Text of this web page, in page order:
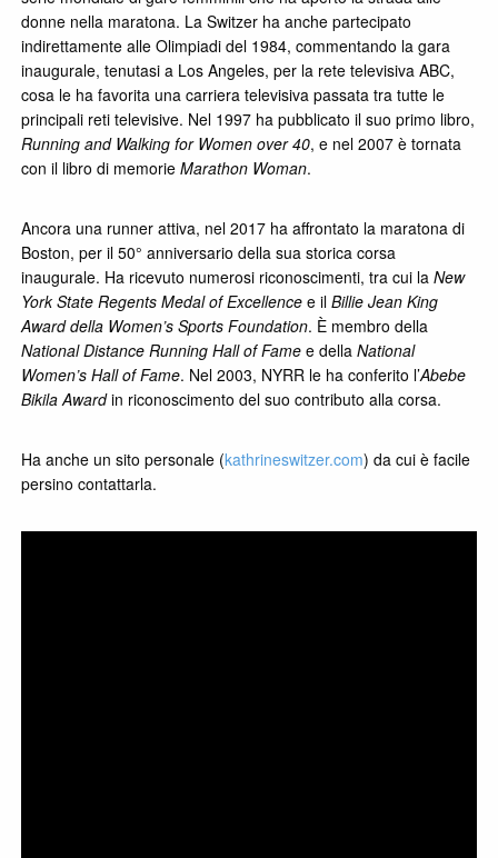
donne nella maratona. La Switzer ha anche partecipato
indirettamente alle Olimpiadi del 1984, commentando la gara
inaugurale, tenutasi a Los Angeles, per la rete televisiva ABC,
cosa le ha favorita una carriera televisiva passata tra tutte le
principali reti televisive. Nel 1997 ha pubblicato il suo primo libro,
Running and Walking for Women over 40, e nel 2007 è tornata
con il libro di memorieMarathon Woman.
Ancora una runner attiva, nel 2017 ha affrontato la maratona di
Boston, per il 50° anniversario della sua storica corsa
inaugurale. Ha ricevuto numerosi riconoscimenti, tra cui laNew
York State Regents Medal of Excellence e ilBillie Jean King
Award della Women’s Sports Foundation. È membro della
National Distance Running Hall of Fame e dellaNational
Women’s Hall of Fame. Nel 2003, NYRR le ha conferito l’Abebe
Bikila Awardin riconoscimento del suo contributo alla corsa.
Ha anche un sito personale (kathrineswitzer.com) da cui è facile
persino contattarla.